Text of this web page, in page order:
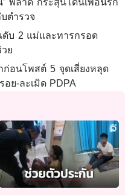
ตำรวจ
บ 2 แม่และทารกรอด
ย
ก่อนโพสต์ 5 จุดเสี่ยงหลุด
ย-ละเมิด PDPA